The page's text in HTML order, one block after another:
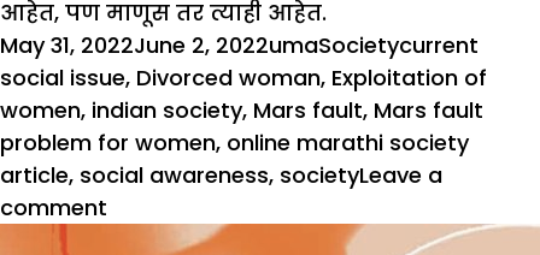
आहेत, पण माणूस तर त्याही आहेत.
Posted
on
May 31, 2022June 2, 2022Author
umaCategories
SocietyTags
current
social issue, Divorced woman, Exploitation of
women, indian society, Mars fault, Mars fault
problem for women, online marathi society
article, social awareness, societyLeave a
comment
महिलेच्या